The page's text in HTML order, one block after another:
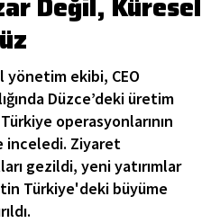
yönetim ekibi, CEO
Düzce’deki üretim
operasyonlarının
inceledi. Ziyaret
gezildi, yeni yatırımlar
Türkiye'deki büyüme